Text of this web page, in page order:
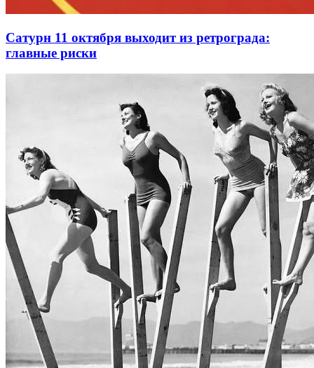
Сатурн 11 октября выходит из ретрограда:
главные риски